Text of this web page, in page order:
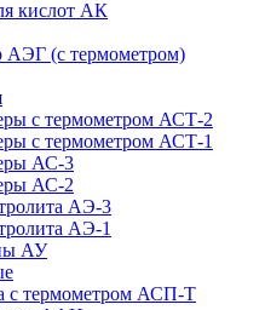
кислот АК
АЭГ (с термометром)
с термометром АСТ-2
с термометром АСТ-1
АС-3
АС-2
АЭ-3
АЭ-1
АУ
с термометром АСП-Т